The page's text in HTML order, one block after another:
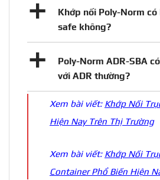
a
Khớp nối Poly-Norm
safe không?
a
Poly-Norm ADR-SBA
với ADR thường?
Xem bài viết: Khớp Nối
Hiện Nay Trên Thị Trường
Xem bài viết: Khớp Nối
Container Phổ Biến Hiện